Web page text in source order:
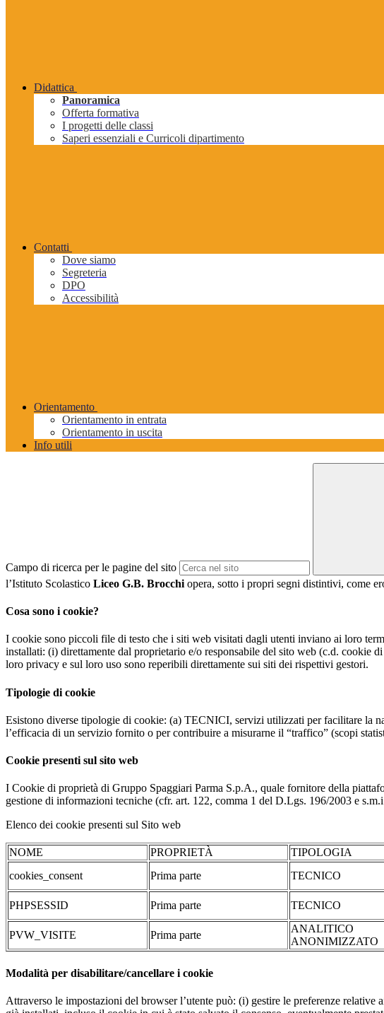
Didattica
Panoramica
Offerta formativa
I progetti delle classi
Saperi essenziali e Curricoli dipartimento
Contatti
Dove siamo
Segreteria
DPO
Accessibilità
Orientamento
Orientamento in entrata
Orientamento in uscita
Info utili
Campo di ricerca per le pagine del sito
l’Istituto Scolastico Liceo G.B. Brocchi opera, sotto i propri segni distintivi, come
Cosa sono i cookie?
I cookie sono piccoli file di testo che i siti web visitati dagli utenti inviano ai loro
installati: (i) direttamente dal proprietario e/o responsabile del sito web (c.d. cookie
loro privacy e sul loro uso sono reperibili direttamente sui siti dei rispettivi gestori.
Tipologie di cookie
Esistono diverse tipologie di cookie: (a) TECNICI, servizi utilizzati per facilitare la
l’efficacia di un servizio fornito o per contribuire a misurarne il “traffico” (scopi
Cookie presenti sul sito web
I Cookie di proprietà di Gruppo Spaggiari Parma S.p.A., quale fornitore della
gestione di informazioni tecniche (cfr. art. 122, comma 1 del D.Lgs. 196/2003 e
Elenco dei cookie presenti sul Sito web
NOME PROPRIETÀ TIPOLOGIA
cookies_consent
Prima parte TECNICO
PHPSESSID Prima parte TECNICO
PVW_VISITE Prima parte
ANALITICO
ANONIMIZZATO
Modalità per disabilitare/cancellare i cookie
Attraverso le impostazioni del browser l’utente può: (i) gestire le preferenze